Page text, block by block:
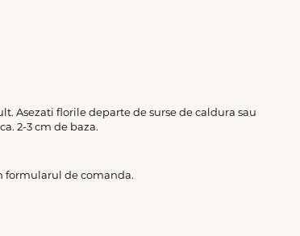
Asezati florile departe de surse de caldura sau
2-3 cm de baza.
formularul de comanda.